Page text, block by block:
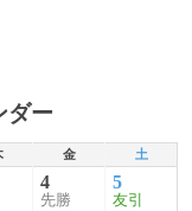
ダー
金 土
4
先勝
5
友引